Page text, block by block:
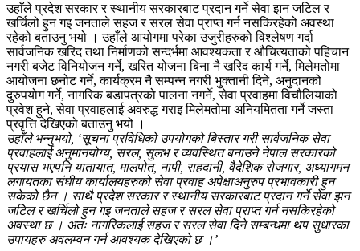
उहाँले प्रदेश सरकार र स्थानीय सरकारबाट प्रदान गर्ने सेवा झन जटिल र
खर्चिलो हुन गइ जनताले सहज र सरल सेवा प्राप्त गर्न नसकिरहेको अवस्था
रहेको बताउनु भयो । उहाँले आयोगमा परेका उजुरीहरुको विश्लेषण गर्दा
सार्वजनिक खरिद तथा निर्माणको सन्दर्भमा आवश्यकता र औचित्यताको पहिचान
नगरी बजेट विनियोजन गर्ने, खरित योजना बिना नै खरिद कार्य गर्ने, मिलेमतोमा
आयोजना छनोट गर्ने, कार्यक्रम नै सम्पन्न नगरी भुक्तानी दिने, अनुदानको
दुरुपयोग गर्ने, नागरिक बडापत्रको पालना नगर्ने, सेवा प्रवाहमा विचौलियाको
प्रवेश हुने, सेवा प्रवाहलाई अवरुद्ध गराइ मिलेमतोमा अनियमितता गर्ने जस्ता
प्रवृत्ति देखिएको बताउनु भयो ।
उहाँले भन्नुभयो, ‘सूचना प्रविधिको उपयोगको बिस्तार गरी सार्वजनिक सेवा
प्रवाहलाई अनुमानयोग्य, सरल, सुलभ र व्यवस्थित बनाउने नेपाल सरकारको
प्रयास भएपनि यातायात, मालपोत, नापी, राहदानी, वैदेशिक रोजगार, अध्यागमन
लगायतका संघीय कार्यालयहरुको सेवा प्रवाह अपेक्षाअनुरुप प्रभावकारी हुन
सकेको छैन । साथै प्रदेश सरकार र स्थानीय सरकारबाट प्रदान गर्ने सेवा झन
जटिल र खर्चिलो हुन गइ जनताले सहज र सरल सेवा प्राप्त गर्न नसकिरहेको
अवस्था छ । अतः नागरिकलाई सहज र सरल सेवा दिने सम्बन्धमा थप सुधारका
उपायहरु अवलम्वन गर्न आवश्यक देखिएको छ ।’